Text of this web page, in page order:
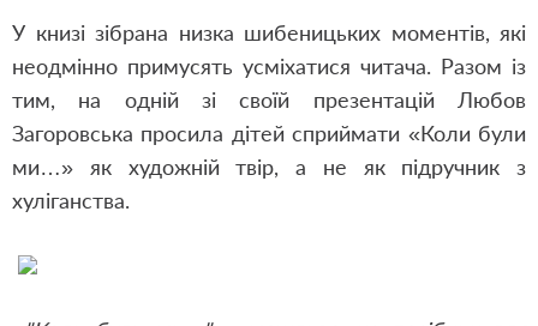
У книзі зібрана низка шибеницьких моментів, які
неодмінно примусять усміхатися читача. Разом із
тим, на одній зі своїй презентацій Любов
Загоровська просила дітей сприймати «Коли були
ми…» як художній твір, а не як підручник з
хуліганства.